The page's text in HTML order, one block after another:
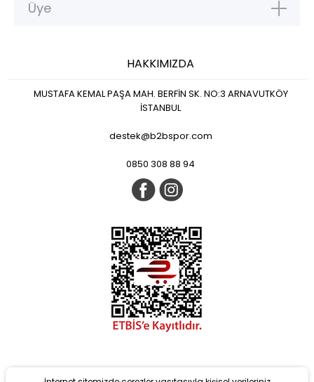
Üye
HAKKIMIZDA
MUSTAFA KEMAL PAŞA MAH. BERFİN SK. NO:3 ARNAVUTKÖY
İSTANBUL
destek@b2bspor.com
0850 308 88 94